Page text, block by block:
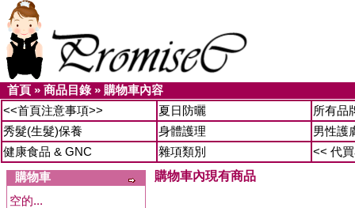
首頁 » 商品目錄» 購物車內容
<<首頁注意事項>>
夏日防曬
所有品
秀髮(生髮)保養
身體護理
男性護
健康食品 & GNC
雜項類別
<< 代
購物車
空的...
購物車內現有商品